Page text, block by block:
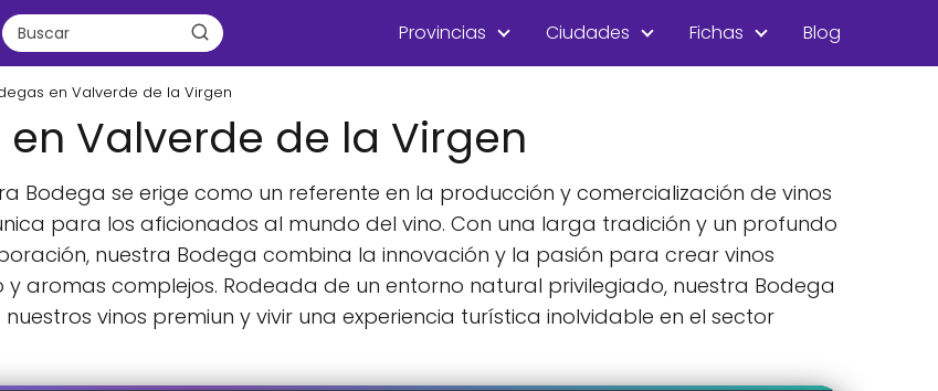
Provincias Ciudades Fichas Blog
en Valverde de la Virgen
Valverde de la Virgen
Bodega se erige como un referente en la producción y comercialización de vinos
para los aficionados al mundo del vino. Con una larga tradición y un profundo
nuestra Bodega combina la innovación y la pasión para crear vinos
aromas complejos. Rodeada de un entorno natural privilegiado, nuestra Bodega
vinos premiun y vivir una experiencia turística inolvidable en el sector